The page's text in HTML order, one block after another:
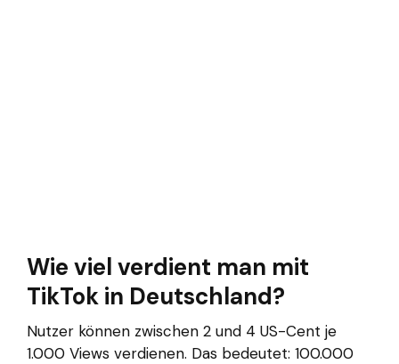
Wie viel verdient man mit
TikTok in Deutschland?
Nutzer können zwischen 2 und 4 US-Cent je
1.000 Views verdienen. Das bedeutet: 100.000